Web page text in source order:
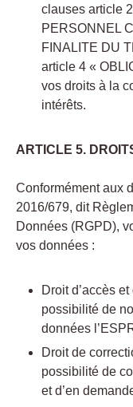
clauses article
PERSONNEL
FINALITE DU
article 4 «
vos droits à la
intérêts.
ARTICLE 5.
Conformément aux
2016/679, dit
Données (RGPD),
vos données :
Droit d’accès
possibilité de
données
Droit de
possibilité de
et d’en